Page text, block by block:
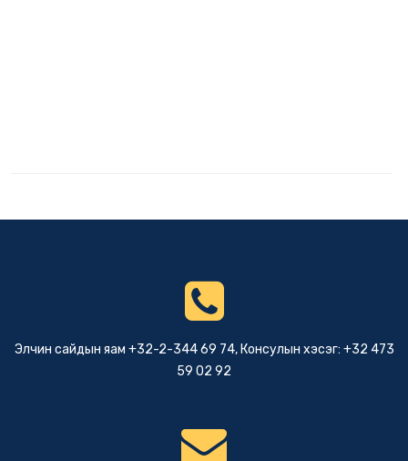
Элчин сайдын яам +32-2-344 69 74, Консулын хэсэг: +32 473
59 02 92